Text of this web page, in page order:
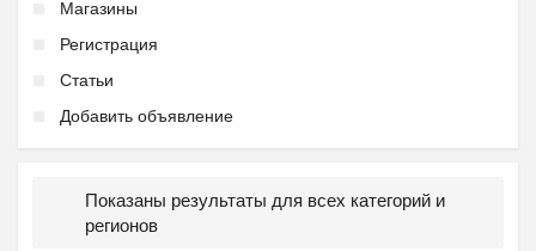
Магазины
Регистрация
Статьи
Добавить объявление
Показаны результаты для всех категорий и
регионов